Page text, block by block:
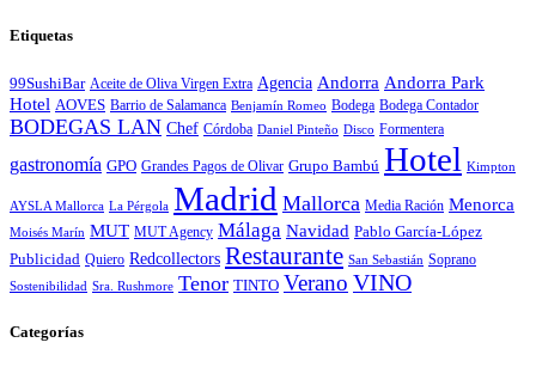
Etiquetas
99SushiBar Aceite de Oliva Virgen Extra Agencia Andorra Andorra Park
Hotel AOVES Barrio de Salamanca Benjamín Romeo Bodega Bodega Contador
BODEGAS LAN Chef Córdoba Daniel Pinteño Disco Formentera
gastronomía GPO Grandes Pagos de Olivar Grupo Bambú Hotel Kimpton
AYSLA Mallorca La Pérgola Madrid Mallorca Media Ración Menorca
Moisés Marín MUT MUT Agency Málaga Navidad Pablo García-López
Publicidad Quiero Redcollectors Restaurante San Sebastián Soprano
Sostenibilidad Sra. Rushmore Tenor TINTO Verano VINO
Categorías